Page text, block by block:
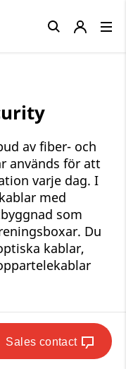
av fiber- och
används för att
varje dag. I
med
som
Du
kablar,
Sales contact
Close